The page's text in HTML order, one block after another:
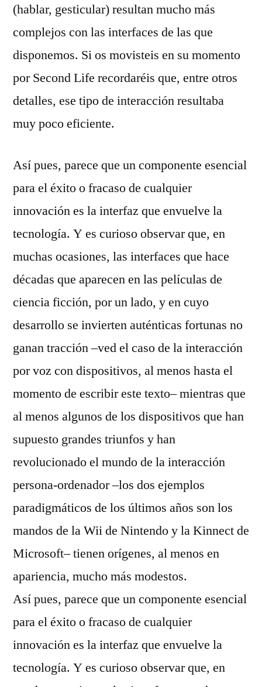
(hablar, gesticular) resultan mucho más
complejos con las interfaces de las que
disponemos. Si os movisteis en su momento
por Second Life recordaréis que, entre otros
detalles, ese tipo de interacción resultaba
muy poco eficiente.
Así pues, parece que un componente esencial
para el éxito o fracaso de cualquier
innovación es la interfaz que envuelve la
tecnología. Y es curioso observar que, en
muchas ocasiones, las interfaces que hace
décadas que aparecen en las películas de
ciencia ficción, por un lado, y en cuyo
desarrollo se invierten auténticas fortunas no
ganan tracción –ved el caso de la interacción
por voz con dispositivos, al menos hasta el
momento de escribir este texto– mientras que
al menos algunos de los dispositivos que han
supuesto grandes triunfos y han
revolucionado el mundo de la interacción
persona-ordenador –los dos ejemplos
paradigmáticos de los últimos años son los
mandos de la Wii de Nintendo y la Kinnect de
Microsoft– tienen orígenes, al menos en
apariencia, mucho más modestos.
Así pues, parece que un componente esencial
para el éxito o fracaso de cualquier
innovación es la interfaz que envuelve la
tecnología. Y es curioso observar que, en